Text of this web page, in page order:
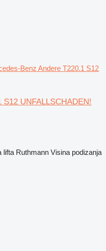
Benz Andere T220.1 S12
UNFALLSCHADEN!
lifta Ruthmann Visina podizanja